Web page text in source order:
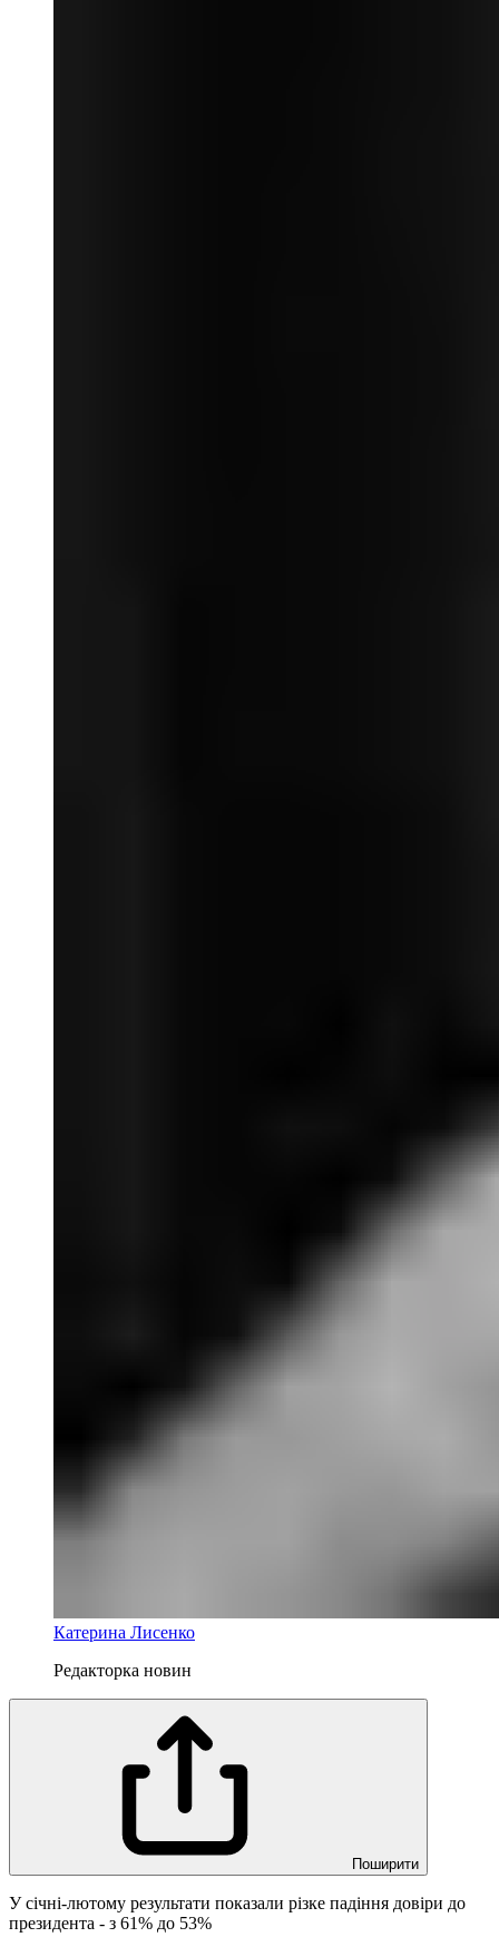
Катерина Лисенко
Редакторка новин
Поширити
У січні-лютому результати показали різке падіння довіри до
президента - з 61% до 53%